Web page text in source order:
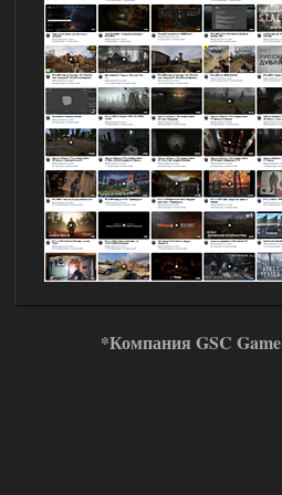
Доступно только для пользователей
02.08.2026
Improved Weapon Pack (I.W.P.) -
30.12.25
Werdassver
хорош мод! задания
прикольно!
02.08.2026
Engine*Компания GSC